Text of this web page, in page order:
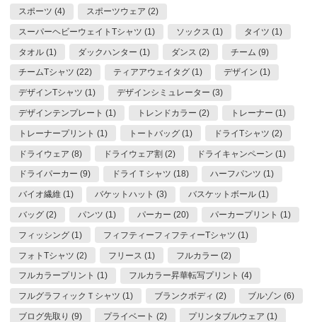
スポーツ (4) スポーツウェア (2)
スーパーヘビーウェイトTシャツ (1) ソックス (1) タイツ (1)
タオル (1) ダックハンター (1) ダンス (2) チーム (9)
チームTシャツ (22) ティアアウェイタグ (1) デザイン (1)
デザインTシャツ (1) デザインシミュレーター (3)
デザインテンプレート (1) トレンドカラー (2) トレーナー (1)
トレーナープリント (1) トートバッグ (1) ドライTシャツ (2)
ドライウェア (8) ドライウェア割 (2) ドライキャンペーン (1)
ドライパーカー (9) ドライＴシャツ (18) ハーフパンツ (1)
バイオ繊維 (1) バケットハット (3) バスケットボール (1)
バッグ (2) パンツ (1) パーカー (20) パーカープリント (1)
フィッシング (1) フィフティーフィフティーTシャツ (1)
フォトTシャツ (2) フリース (1) フルカラー (2)
フルカラープリント (1) フルカラー昇華転写プリント (4)
フルグラフィックＴシャツ (1) ブランクボディ (2) ブルゾン (6)
ブログ先取り (9) プライベート (2) プリンタブルウェア (1)